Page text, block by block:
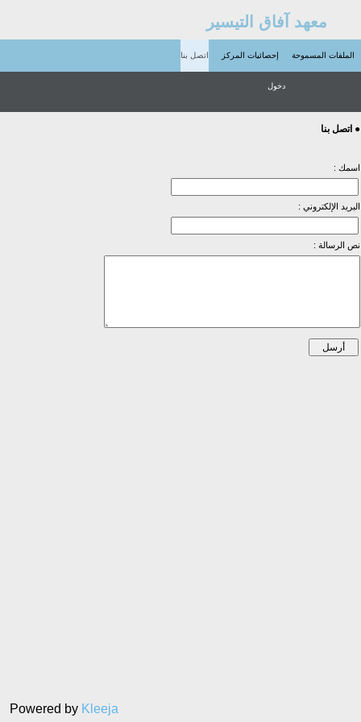
Powered by Kleeja
معهد آفاق التيسير
الملفات المسموحة إحصائيات المركز اتصل بنا
دخول
● اتصل بنا
اسمك :
البريد الإلكتروني :
نص الرسالة :